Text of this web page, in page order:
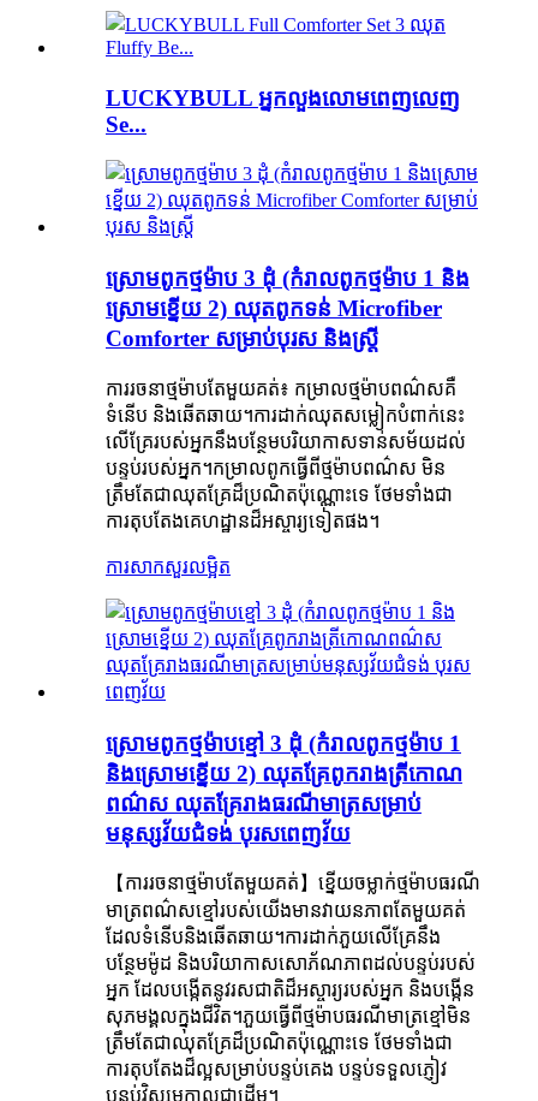
LUCKYBULL អ្នកលួងលោមពេញលេញ
Se...
ស្រោមពូកថ្មម៉ាប 3 ដុំ (កំរាលពូកថ្មម៉ាប 1 និង
ស្រោមខ្នើយ 2) ឈុតពូកទន់ Microfiber
Comforter សម្រាប់បុរស និងស្ត្រី
ការរចនាថ្មម៉ាបតែមួយគត់៖ កម្រាលថ្មម៉ាបពណ៌សគឺ
ទំនើប និងឆើតឆាយ។ការ​ដាក់​ឈុត​សម្លៀក​បំពាក់​នេះ​
លើ​គ្រែ​របស់​អ្នក​នឹង​បន្ថែម​បរិយាកាស​ទាន់សម័យ​ដល់​
បន្ទប់​របស់​អ្នក។កម្រាលពូកធ្វើពីថ្មម៉ាបពណ៌ស មិន
ត្រឹមតែជាឈុតគ្រែដ៏ប្រណិតប៉ុណ្ណោះទេ ថែមទាំងជា
ការតុបតែងគេហដ្ឋានដ៏អស្ចារ្យទៀតផង។
ការសាកសួរលម្អិត
ស្រោមពូកថ្មម៉ាបខ្មៅ 3 ដុំ (កំរាលពូកថ្មម៉ាប 1
និងស្រោមខ្នើយ 2) ឈុតគ្រែពូករាងត្រីកោណ
ពណ៌ស ឈុតគ្រែរាងធរណីមាត្រសម្រាប់
មនុស្សវ័យជំទង់ បុរសពេញវ័យ
【ការរចនាថ្មម៉ាបតែមួយគត់】ខ្នើយចម្លាក់ថ្មម៉ាបធរណី
មាត្រពណ៌សខ្មៅរបស់យើងមានវាយនភាពតែមួយគត់
ដែលទំនើបនិងឆើតឆាយ។ការ​ដាក់​ភួយ​លើ​គ្រែ​នឹង​
បន្ថែម​ម៉ូដ និង​បរិយាកាស​សោភ័ណភាព​ដល់​បន្ទប់​របស់​
អ្នក ដែល​បង្កើត​នូវ​រសជាតិ​ដ៏​អស្ចារ្យ​របស់​អ្នក និង​បង្កើន​
សុភមង្គល​ក្នុង​ជីវិត។ភួយធ្វើពីថ្មម៉ាបធរណីមាត្រខ្មៅមិន
ត្រឹមតែជាឈុតគ្រែដ៏ប្រណិតប៉ុណ្ណោះទេ ថែមទាំងជា
ការតុបតែងដ៏ល្អសម្រាប់បន្ទប់គេង បន្ទប់ទទួលភ្ញៀវ
បន្ទប់វិស្សមកាលជាដើម។